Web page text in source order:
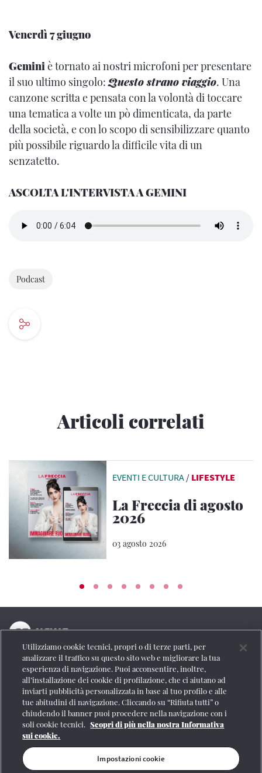
Venerdì 7 giugno
Geminiè tornato ai nostri microfoni per presentare
il suo ultimo singolo:Questo strano viaggio. Una
canzone scritta e pensata con la volontà di toccare
una tematica a volte un pò dimenticata, da parte
della società, e con lo scopo di sensibilizzare quanto
più possibile riguardo la difficile vita di un
senzatetto.
ASCOLTA L'INTERVISTA A GEMINI
Podcast
Articoli correlati
EVENTI E CULTURA / LIFESTYLE
La Freccia di agosto
2026
03 agosto 2026
La testata online del Gruppo FS Italiane
Social
Se vuoi contattarci o avere altre informazioni
CONTATTI
Utilizziamo cookie tecnici, propri o di terze parti, per
analizzare il traffico su questo sito web e migliorare la tua
esperienza di navigazione. Puoi acconsentire, inoltre,
all’installazione dei cookie di profilazione, che ci aiutano ad
inviarti pubblicità personalizzata in base al tuo profilo e alle
tue abitudini di navigazione. Cliccando su “Rifiuta tutti” o
chiudendo il banner puoi procedere nella navigazione con i
soli cookie tecnici. Scopri di più nella nostra Informativa
sui cookie.
Impostazioni cookie